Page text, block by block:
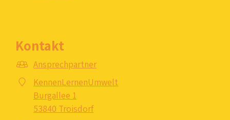
Kontakt
Ansprechpartner
KennenLernenUmwelt
Burgallee 1
53840 Troisdorf